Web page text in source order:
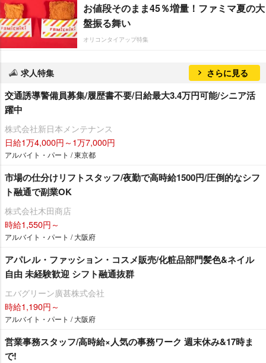
お値段そのまま45％増量！ファミマ夏の大
盤振る舞い
オリコンタイアップ特集
求人特集 さらに見る
交通誘導警備員募集/履歴書不要/日給最大3.4万円可能/シニア活
躍中
株式会社新日本メンテナンス
日給1万4,000円～1万7,000円
アルバイト・パート / 東京都
市場の仕分けリフトスタッフ/夜勤で高時給1500円/圧倒的なシフ
ト融通で副業OK
株式会社木田商店
時給1,550円～
アルバイト・パート / 大阪府
アパレル・ファッション・コスメ販売/化粧品部門髪色&ネイル
自由 未経験歓迎 シフト融通抜群
エバグリーン廣甚株式会社
時給1,190円～
アルバイト・パート / 大阪府
営業事務スタッフ/高時給×人気の事務ワーク 週末休み&17時ま
で!